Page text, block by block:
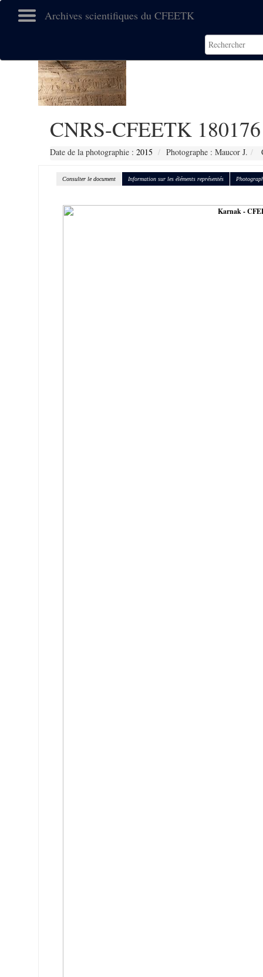
Archives scientifiques du CFEETK
CNRS-CFEETK 180176
Date de la photographie : 2015 Photographe : Maucor J.
Consulter le document Information sur les éléments représentés